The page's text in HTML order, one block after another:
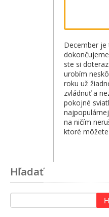
December je
ste si
urobím
roku už
zvládnuť a
pokojné
na ničím
ktoré
Hľadať